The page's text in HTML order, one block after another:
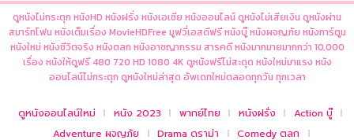
ดูหนังไม่กระตุก หนังHD หนังฝรั่ง หนังเอเชีย หนังออนไลน์ ดูหนังไม่เสียเงิน ดูหนังผ่าน
สมาร์ทโฟน หนังเต็มเรื่อง MovieHDFree มูฟวี่เอสดีฟรี หนังบู๊ หนังผจญภัย หนังการ์ตูน
หนังใหม่ หนังชีวิตจริง หนังตลก หนังอาชญากรรม สารคดี หนังมากมายมากกว่า 10,000
เรื่อง หนังให้ดูฟรี 480 720 HD 1080 4K ดูหนังฟรีไม่สะดุด หนังใหม่มาแรง หนัง
ออนไลน์ไม่กระตุก ดูหนังใหม่ล่าสุด อัพเดทใหม่ตลอดทุกวัน ทุกเวลา
ดูหนังออนไลน์ใหม่ หนัง 2023 พากย์ไทย หนังฝรั่ง
Action บู๊
Adventure ผจญภัย
Drama ดราม่า Comedy ตลก